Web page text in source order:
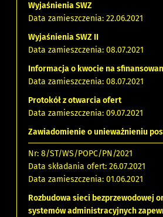
Wyjaśnienia SWZ
Data zamieszczenia: 22.06.2021
Wyjaśnienia SWZ II
Data zamieszczenia: 08.07.2021
Informacja o kwocie na
Data zamieszczenia: 08.07.2021
Protokół z otwarcia ofert
Data zamieszczenia: 09.07.2021
Zawiadomienie o unieważnieniu
Nr: 8/ST/WS/POPC/PN/2021
Data składania ofert: 26.07.2021
Data zamieszczenia: 01.06.2021
Rozbudowa sieci bezprzewodowej
systemów administracyjnych